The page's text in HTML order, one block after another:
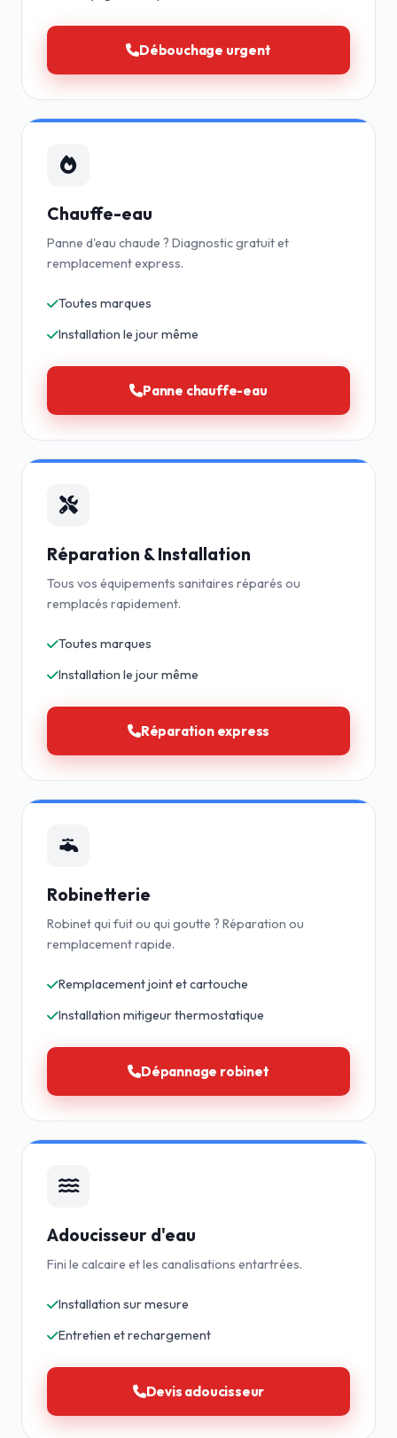
Débouchage urgent
Chauffe-eau
Panne d'eau chaude ? Diagnostic gratuit et
remplacement express.
Toutes marques
Installation le jour même
Panne chauffe-eau
Réparation & Installation
Tous vos équipements sanitaires réparés ou
remplacés rapidement.
Toutes marques
Installation le jour même
Réparation express
Robinetterie
Robinet qui fuit ou qui goutte ? Réparation ou
remplacement rapide.
Remplacement joint et cartouche
Installation mitigeur thermostatique
Dépannage robinet
Adoucisseur d'eau
Fini le calcaire et les canalisations entartrées.
Installation sur mesure
Entretien et rechargement
Devis adoucisseur